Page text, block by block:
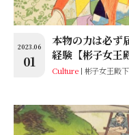
2023.06
01
本物の力は必ず
経験【彬子女王
Culture 彬子女王殿下